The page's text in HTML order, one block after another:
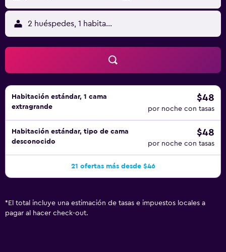
2 huéspedes, 1 habitación
Habitación estándar, 1 cama
extragrande
$48
por noche con tasas
Habitación estándar, tipo de cama
desconocido
$48
por noche con tasas
21 ofertas más desde $46
* El total incluye una estimación de tasas e impuestos locales a
pagar al hacer check-out.